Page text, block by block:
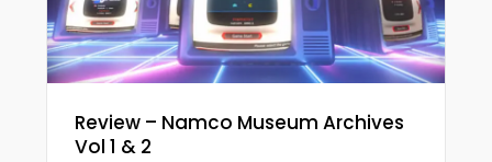
Review – Namco Museum Archives
Vol 1 & 2